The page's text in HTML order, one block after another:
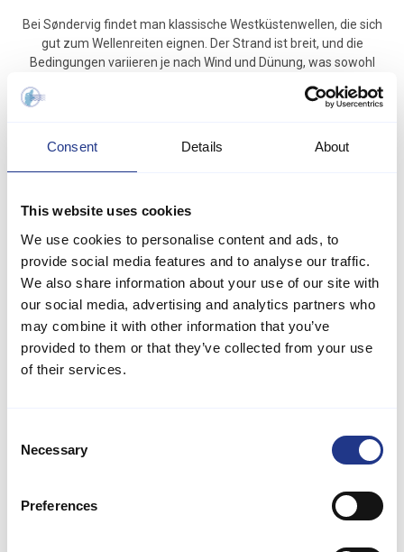
Consent Details About
This website uses cookies
We use cookies to personalise content and ads, to
provide social media features and to analyse our traffic.
We also share information about your use of our site with
our social media, advertising and analytics partners who
may combine it with other information that you’ve
provided to them or that they’ve collected from your use
of their services.
Selection
Necessary
Preferences
Bei Søndervig findet man klassische Westküstenwellen, die sich
gut zum Wellenreiten eignen. Der Strand ist breit, und die
Bedingungen variieren je nach Wind und Dünung, was sowohl
stärker werdenden Wellen gute Möglichkeiten bietet.
Der Surfspot beim Leuchtturm Nørre Lyngvig Fyr ist bekannt für
Bedingungen sind hier oft anspruchsvoller, was den Ort bei
erfahrenen Surfern beliebt macht, die Geschwindigkeit und Power